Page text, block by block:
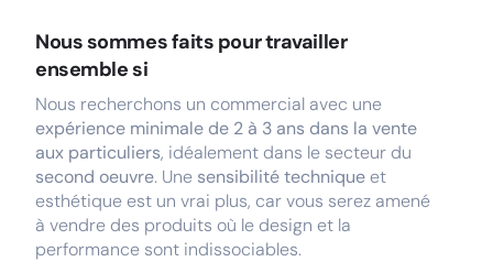
Nous sommes faits pour travailler
ensemble si
Nous recherchons un commercial avec une
expérience minimale de 2 à 3 ans dans la vente
aux particuliers, idéalement dans le secteur du
second oeuvre. Une sensibilité technique et
esthétique est un vrai plus, car vous serez amené
à vendre des produits où le design et la
performance sont indissociables.